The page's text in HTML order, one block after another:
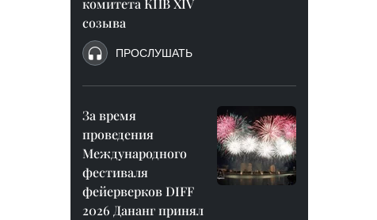
комитета КПВ XIV
созыва
ПРОСЛУШАТЬ
За время
проведения
Международного
фестиваля
фейерверков DIFF
2026 Дананг принял